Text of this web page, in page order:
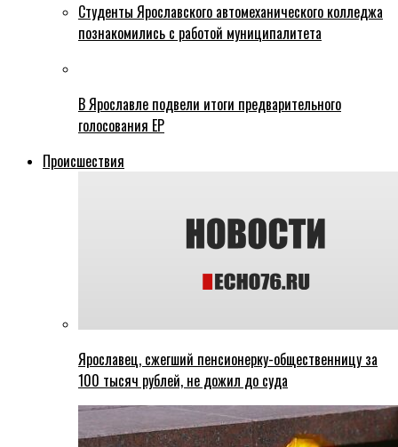
Студенты Ярославского автомеханического колледжа
познакомились с работой муниципалитета
В Ярославле подвели итоги предварительного
голосования ЕР
Происшествия
Ярославец, сжегший пенсионерку-общественницу за
100 тысяч рублей, не дожил до суда